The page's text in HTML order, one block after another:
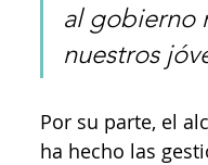
al gobierno
nuestros
Por su parte, el
ha hecho las